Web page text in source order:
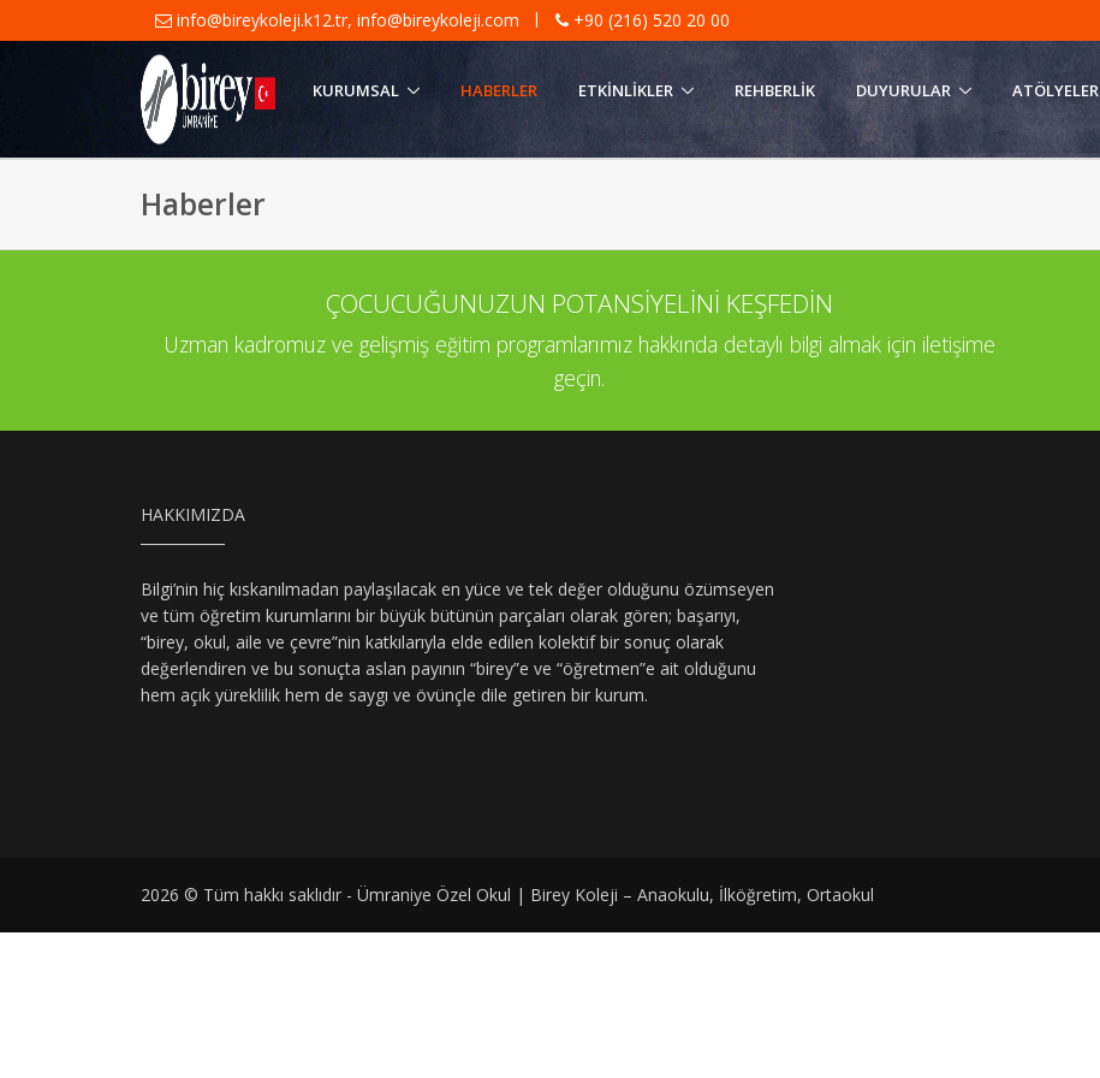
info@bireykoleji.k12.tr, info@bireykoleji.com | +90 (216) 520 20 00
KURUMSAL HABERLER ETKINLIKLER REHBERLIK DUYURULAR ATÖLYELER
Haberler
ÇOCUCUĞUNUZUN POTANSİYELİNİ KEŞFEDİN
Uzman kadromuz ve gelişmiş eğitim programlarımız hakkında detaylı bilgi almak için iletişime
geçin.
HAKKIMIZDA
Bilgi’nin hiç kıskanılmadan paylaşılacak en yüce ve tek değer olduğunu özümseyen
ve tüm öğretim kurumlarını bir büyük bütünün parçaları olarak gören; başarıyı,
“birey, okul, aile ve çevre”nin katkılarıyla elde edilen kolektif bir sonuç olarak
değerlendiren ve bu sonuçta aslan payının “birey”e ve “öğretmen”e ait olduğunu
hem açık yüreklilik hem de saygı ve övünçle dile getiren bir kurum.
2026 © Tüm hakkı saklıdır - Ümraniye Özel Okul | Birey Koleji – Anaokulu, İlköğretim, Ortaokul